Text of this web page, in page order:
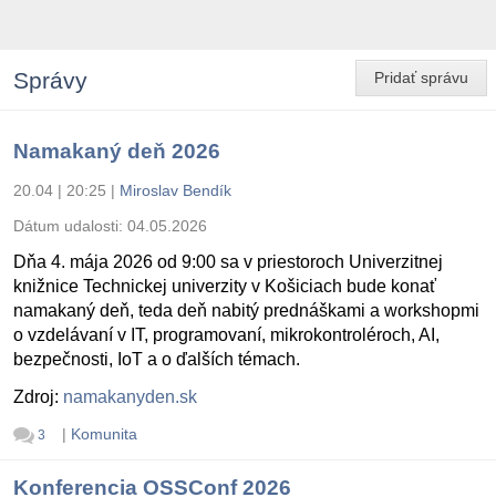
Pridať správu
Správy
Namakaný deň 2026
20.04 | 20:25 | Miroslav Bendík
Dátum udalosti: 04.05.2026
Dňa 4. mája 2026 od 9:00 sa v priestoroch Univerzitnej
knižnice Technickej univerzity v Košiciach bude konať
namakaný deň, teda deň nabitý prednáškami a workshopmi
o vzdelávaní v IT, programovaní, mikrokontroléroch, AI,
bezpečnosti, IoT a o ďalších témach.
Zdroj: namakanyden.sk
3 | Komunita
Konferencia OSSConf 2026